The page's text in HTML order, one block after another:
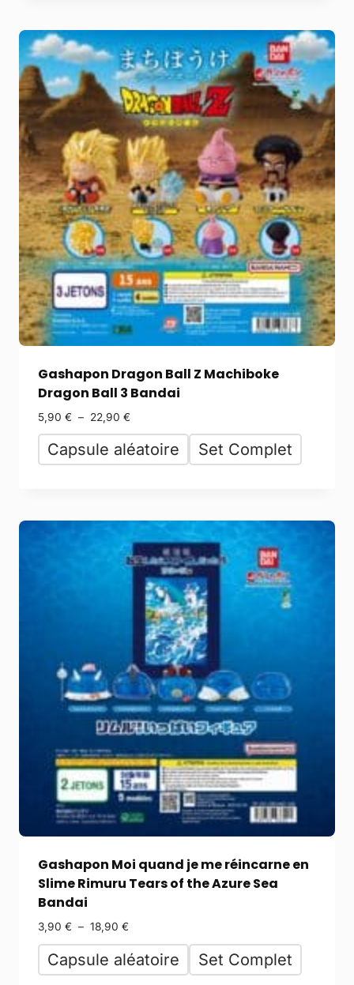
Gashapon Dragon Ball Z Machiboke
Dragon Ball 3 Bandai
5,90 € – 22,90 €
Capsule aléatoire Set Complet
Gashapon Moi quand je me réincarne en
Slime Rimuru Tears of the Azure Sea
Bandai
3,90 € – 18,90 €
Capsule aléatoire Set Complet